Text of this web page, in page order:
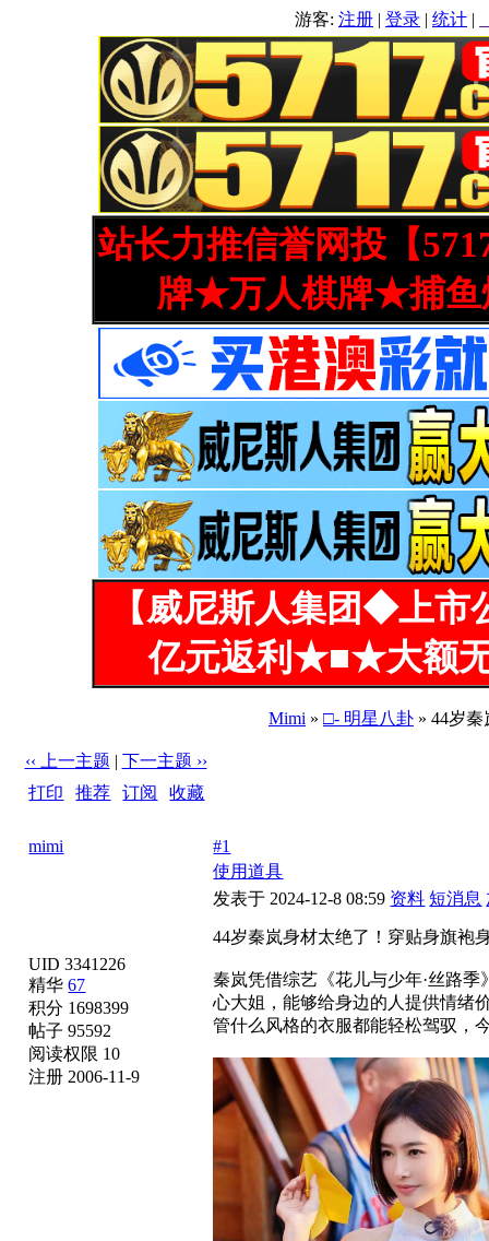
游客: 注册 | 登录 | 统计 |
站长力推信誉网投【
牌★万人棋牌★捕鱼
【威尼斯人集团◆上
亿元返利★■★大额
Mimi » □- 明星八卦» 44岁秦
‹‹ 上一主题 | 下一主题 ››
打印 |推荐 |订阅 |收藏
mimi
UID 3341226
精华67
积分 1698399
帖子 95592
阅读权限 10
注册 2006-11-9
#1
使用道具
发表于 2024-12-8 08:59 资料 短消息
44岁秦岚身材太绝了！穿贴身旗袍
秦岚凭借综艺《花儿与少年·丝路
心大姐，能够给身边的人提供情绪
管什么风格的衣服都能轻松驾驭，